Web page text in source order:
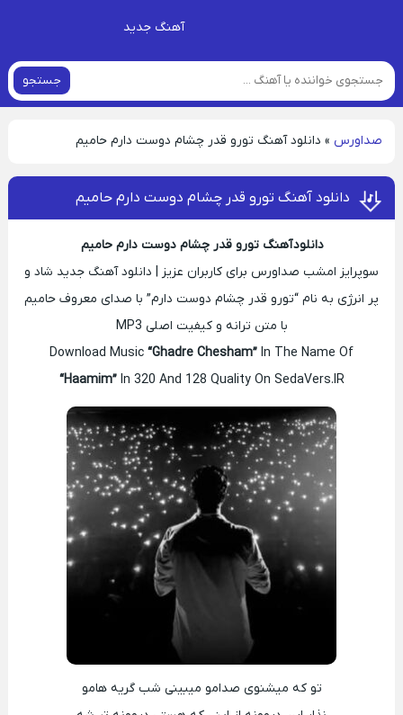
آهنگ جدید
جستجو
صداورس » دانلود آهنگ تورو قدر چشام دوست دارم حامیم
دانلود آهنگ تورو قدر چشام دوست دارم حامیم
دانلود آهنگ تورو قدر چشام دوست دارم حامیم
سوپرایز امشب صداورس برای کاربران عزیز | دانلود آهنگ جدید شاد و
پر انرژی به نام “تورو قدر چشام دوست دارم” با صدای معروف حامیم
با متن ترانه و کیفیت اصلی MP3
Download Music “Ghadre Chesham” In The Name Of
“Haamim”In 320 And 128 Quality On SedaVers.IR
تو که میشنوی صدامو میبینی شب گریه هامو